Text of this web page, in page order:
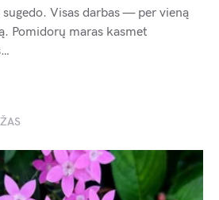
Visas darbas — per vieną
Pomidorų maras kasmet